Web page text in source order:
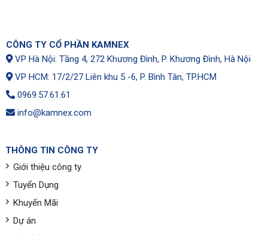
CÔNG TY CỔ PHẦN KAMNEX
VP Hà Nội: Tầng 4, 272 Khương Đình, P. Khương Đình, Hà Nội
VP HCM: 17/2/27 Liên khu 5 -6, P. Bình Tân, TP.HCM
0969.57.61.61
info@kamnex.com
THÔNG TIN CÔNG TY
Giới thiệu công ty
Tuyển Dụng
Khuyến Mãi
Dự án